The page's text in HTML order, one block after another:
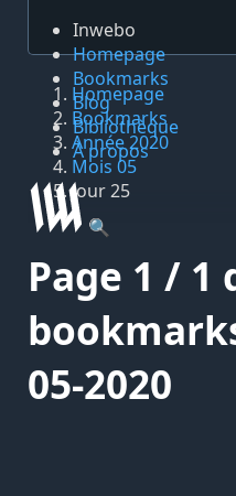
Inwebo
Homepage
Bookmarks
Blog
Bibliothèque
À propos
🔍
Homepage
Bookmarks
Année 2020
Mois 05
Jour 25
Page 1 / 1
05-2020